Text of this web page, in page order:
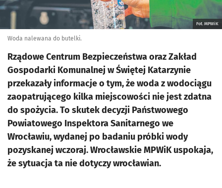
Fot. MPWiK
Woda nalewana do butelki.
Rządowe Centrum Bezpieczeństwa oraz Zakład
Gospodarki Komunalnej w Świętej Katarzynie
przekazały informacje o tym, że woda z wodociągu
zaopatrującego kilka miejscowości nie jest zdatna
do spożycia. To skutek decyzji Państwowego
Powiatowego Inspektora Sanitarnego we
Wrocławiu, wydanej po badaniu próbki wody
pozyskanej wczoraj. Wrocławskie MPWiK uspokaja,
że sytuacja ta nie dotyczy wrocławian.